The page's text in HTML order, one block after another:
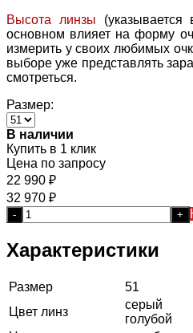
Высота линзы (указывается
основном влияет на форму
измерить у своих любимых
выборе уже представлять
смотреться.
Размер:
В наличии
Купить в 1 клик
Цена по запросу
22 990 ₽
32 970 ₽
- +
Характеристики
Размер
51
Цвет линз
серый
голубой